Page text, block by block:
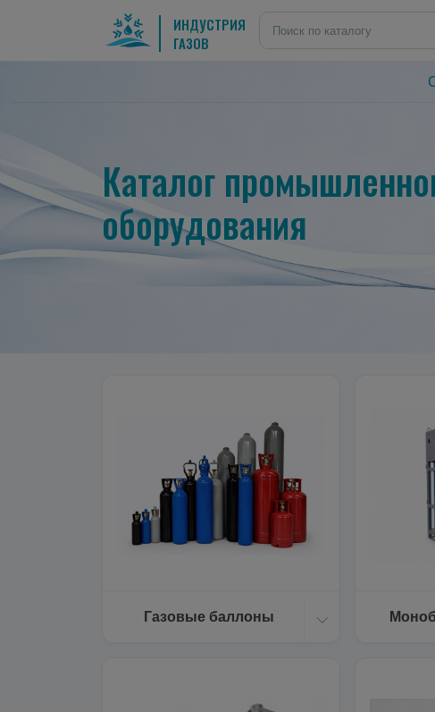
ИНДУСТРИЯ
ГАЗОВ
Каталог
оборудования
Газовые баллоны